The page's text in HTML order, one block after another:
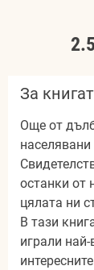
За
Още от
останки от
цялата ни
В тази
играли